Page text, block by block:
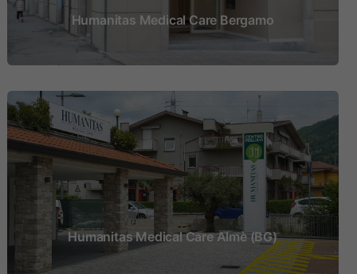
Humanitas Medical Care Bergamo
Humanitas Medical Care Almè (BG)